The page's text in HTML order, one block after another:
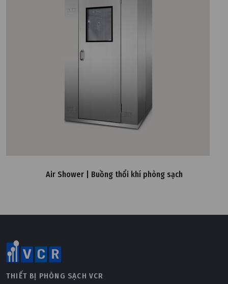
Air Shower | Buồng thổi khí phòng sạch
THIẾT BỊ PHÒNG SẠCH VCR